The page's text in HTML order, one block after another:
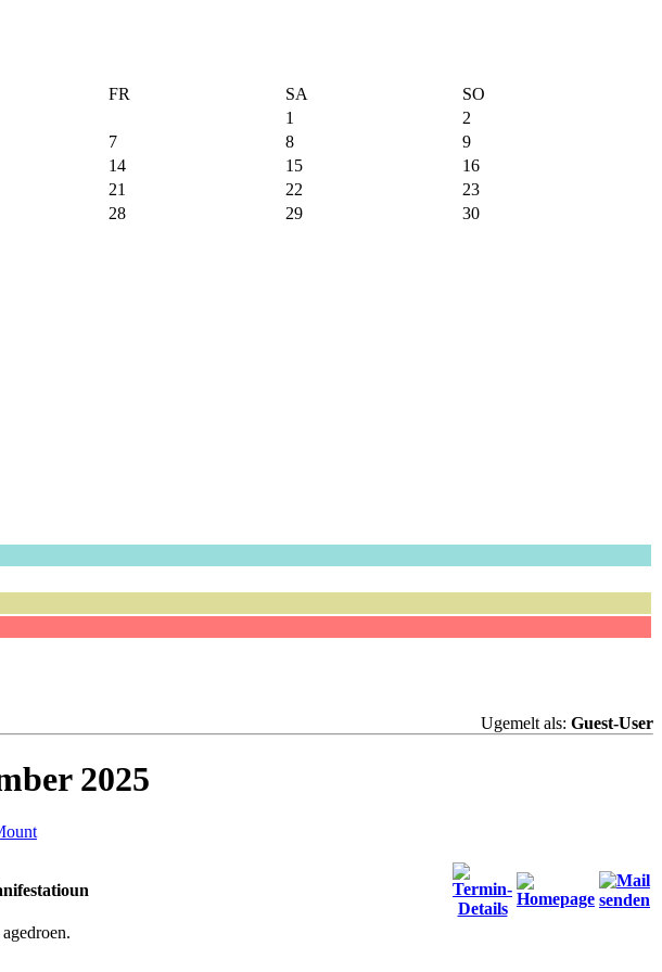
FR SA
SO
1
2
7 8
9
14 15
16
21 22
23
28 29 30
Ugemelt als: Guest-User
2025